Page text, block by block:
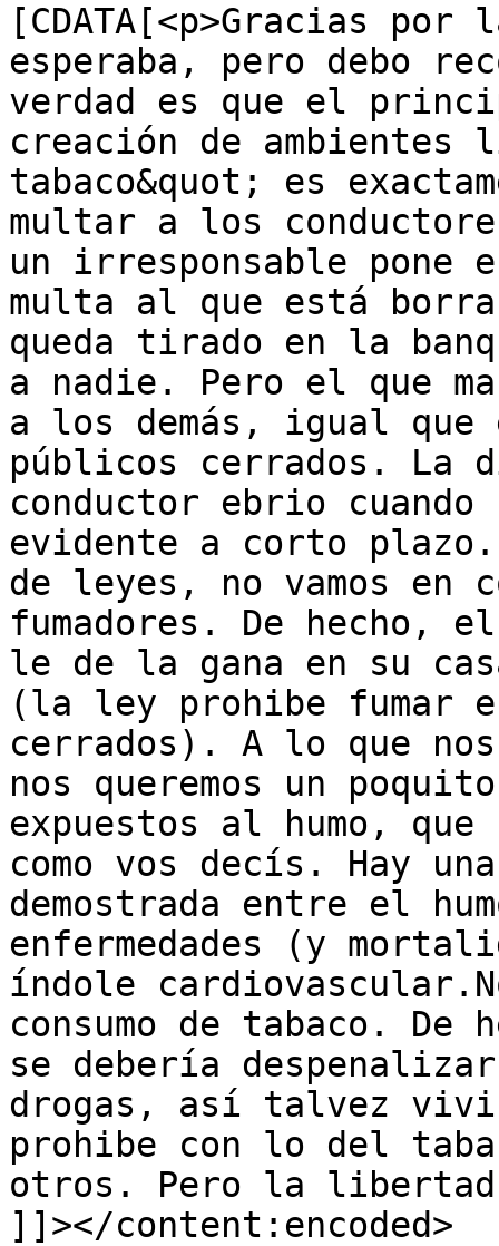
[CDATA[<p>Gracias
esperaba, pero debo
verdad es que el
creación de ambientes
tabaco&quot; es
multar a los
un irresponsable pone
multa al que está
queda tirado en la
a nadie. Pero el que
a los demás, igual que
públicos cerrados. La
conductor ebrio cuando
evidente a corto
de leyes, no vamos
fumadores. De hecho,
le de la gana en su
(la ley prohibe fumar
cerrados). A lo que nos
nos queremos un
expuestos al humo,
como vos decís. Hay
demostrada entre el
enfermedades (y
índole
consumo de tabaco.
se debería
drogas, así talvez
prohibe con lo del
otros. Pero la libertad
]]></content:encoded>